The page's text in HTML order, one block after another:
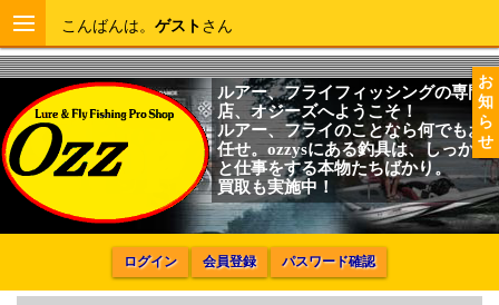
お
知
ら
せ
こんばんは。 ゲスト さん
ルアー、フライフィッシングの専門
店、オジーズへようこそ！
ルアー、フライのことなら何でもお
任せ。ozzysにある釣具は、しっかり
と仕事をする本物たちばかり。
買取も実施中！
ログイン 会員登録 パスワード確認